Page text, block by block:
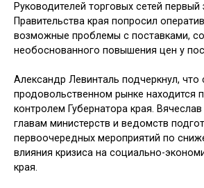
Руководителей торговых сетей первый
Правительства края попросил
возможные проблемы с поставками,
необоснованного повышения цен у
Александр Левинталь подчеркнул, что
продовольственном рынке находится
контролем Губернатора края.
главам министерств и ведомств
первоочередных мероприятий по
влияния кризиса на социально-
края.